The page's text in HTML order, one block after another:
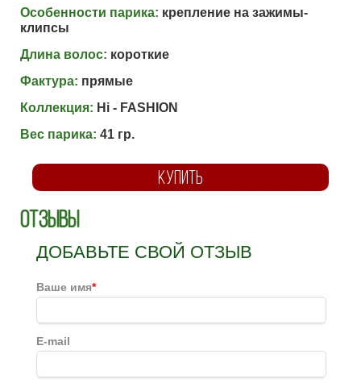
Особенности парика: крепление на зажимы-
клипсы
Длина волос: короткие
Фактура: прямые
Коллекция: Hi - FASHION
Вес парика: 41 гр.
КУПИТЬ
Отзывы
ДОБАВЬТЕ СВОЙ ОТЗЫВ
Ваше имя*
E-mail